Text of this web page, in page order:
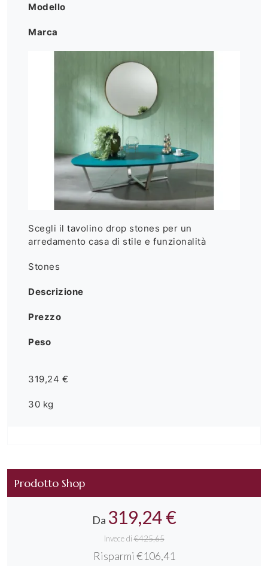
Modello
Marca
Scegli il tavolino drop stones per un
arredamento casa di stile e funzionalità
Stones
Descrizione
Prezzo
Peso
319,24 €
30 kg